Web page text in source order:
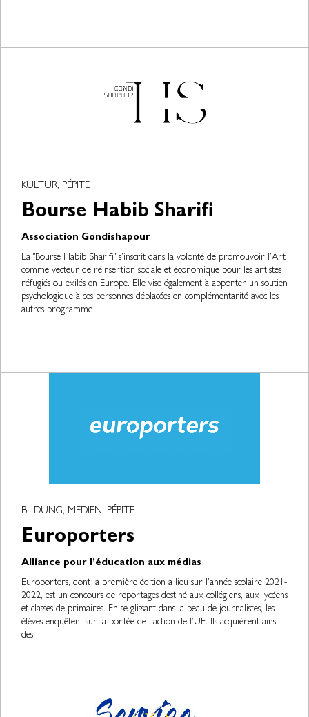
KULTUR, PÉPITE
Bourse Habib Sharifi
Association Gondishapour
La "Bourse Habib Sharifi" s’inscrit dans la volonté de promouvoir l’Art
comme vecteur de réinsertion sociale et économique pour les artistes
réfugiés ou exilés en Europe. Elle vise également à apporter un soutien
psychologique à ces personnes déplacées en complémentarité avec les
autres programme
BILDUNG, MEDIEN, PÉPITE
Europorters
Alliance pour l’éducation aux médias
Europorters, dont la première édition a lieu sur l’année scolaire 2021-
2022, est un concours de reportages destiné aux collégiens, aux lycéens
et classes de primaires. En se glissant dans la peau de journalistes, les
élèves enquêtent sur la portée de l’action de l’UE. Ils acquièrent ainsi
des ...